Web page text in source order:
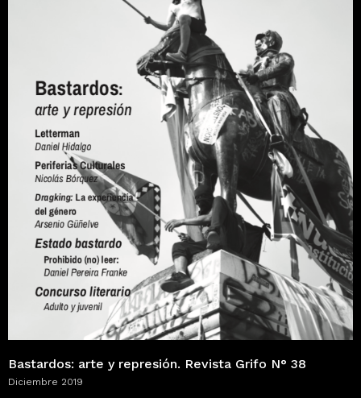
Bastardos: arte y represión. Revista Grifo N° 38
Diciembre 2019